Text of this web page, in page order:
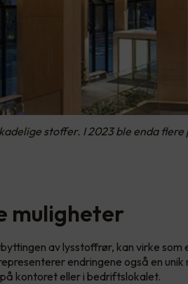
stoffer. I 2023 ble enda
muligheter
av lysstoffrør, kan virke som
endringene også en unik
kontoret eller i bedriftslokalet.